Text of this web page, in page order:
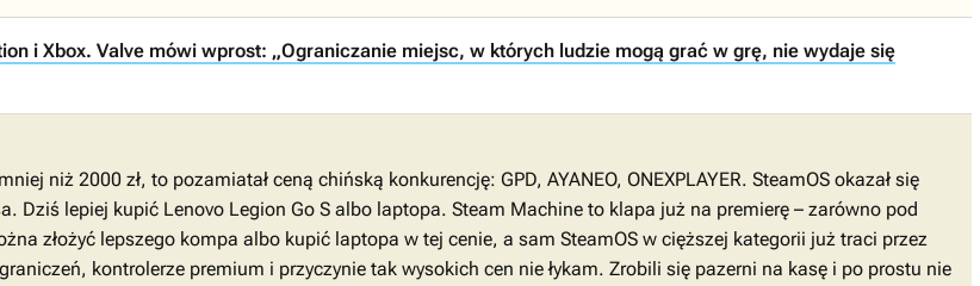
i Xbox. Valve mówi wprost: „Ograniczanie miejsc, w których ludzie mogą grać w grę, nie wydaje się
niż 2000 zł, to pozamiatał ceną chińską konkurencję: GPD, AYANEO, ONEXPLAYER. SteamOS okazał się
Dziś lepiej kupić Lenovo Legion Go S albo laptopa. Steam Machine to klapa już na premierę – zarówno pod
złożyć lepszego kompa albo kupić laptopa w tej cenie, a sam SteamOS w cięższej kategorii już traci przez
kontrolerze premium i przyczynie tak wysokich cen nie łykam. Zrobili się pazerni na kasę i po prostu nie